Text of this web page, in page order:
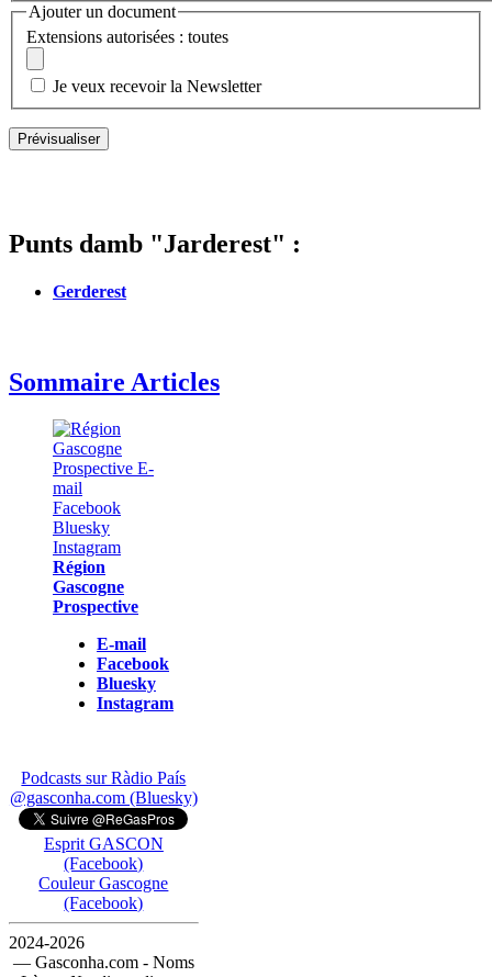
Ajouter un document
Extensions autorisées : toutes
Je veux recevoir la Newsletter
Punts damb "Jarderest" :
Gerderest
Sommaire Articles
Région
Gascogne
Prospective
E-mail
Facebook
Bluesky
Instagram
Podcasts sur Ràdio País
@gasconha.com (Bluesky)
Esprit GASCON
(Facebook)
Couleur Gascogne
(Facebook)
2024-2026
— Gasconha.com - Noms